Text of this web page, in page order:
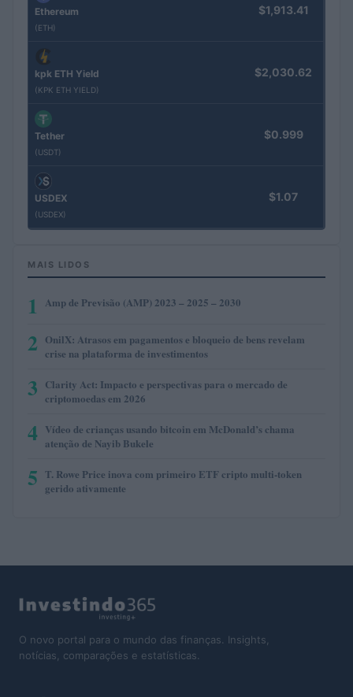
Ethereum
(ETH)
$1,913.41
kpk ETH Yield
(KPK ETH YIELD)
$2,030.62
Tether
(USDT)
$0.999
USDEX
(USDEX)
$1.07
MAIS LIDOS
1 Amp de Previsão (AMP) 2023 – 2025 – 2030
2 OnilX: Atrasos em pagamentos e bloqueio de bens revelam
crise na plataforma de investimentos
3 Clarity Act: Impacto e perspectivas para o mercado de
criptomoedas em 2026
4 Vídeo de crianças usando bitcoin em McDonald’s chama
atenção de Nayib Bukele
5 T. Rowe Price inova com primeiro ETF cripto multi-token
gerido ativamente
O novo portal para o mundo das finanças. Insights,
notícias, comparações e estatísticas.